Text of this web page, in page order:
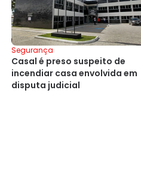
Segurança
Casal é preso suspeito de
incendiar casa envolvida em
disputa judicial